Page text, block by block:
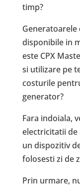
timp?
Generatoarele
disponibile in
este CPX
si utilizare pe
costurile
generator?
Fara indoiala,
electricitatii de
un dispozitiv
folosesti zi de
Prin urmare,